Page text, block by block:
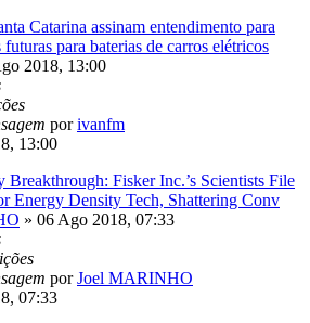
Catarina assinam entendimento para
para baterias de carros elétricos
2018, 13:00
porivanfm
13:00
Breakthrough: Fisker Inc.’s Scientists File
Energy Density Tech, Shattering Conv
» 06 Ago 2018, 07:33
porJoel MARINHO
07:33